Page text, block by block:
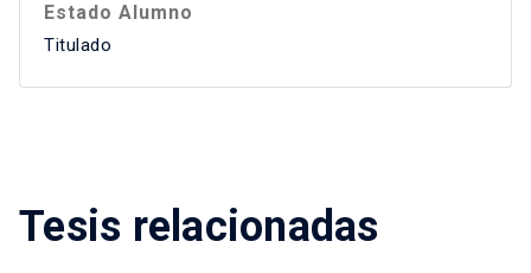
Estado Alumno
Titulado
Tesis relacionadas